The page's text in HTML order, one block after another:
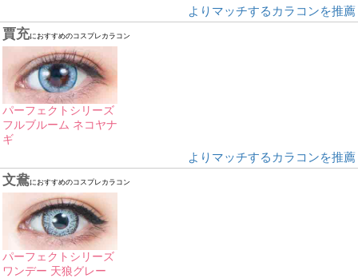
よりマッチするカラコンを推薦
賈充におすすめのコスプレカラコン
パーフェクトシリーズ
フルブルーム ネコヤナ
ギ
よりマッチするカラコンを推薦
文鴦におすすめのコスプレカラコン
パーフェクトシリーズ
ワンデー 天狼グレー